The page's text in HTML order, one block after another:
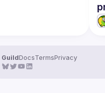
GuildDocsTermsPrivacy